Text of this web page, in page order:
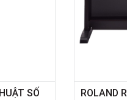
SỐ ROLAND